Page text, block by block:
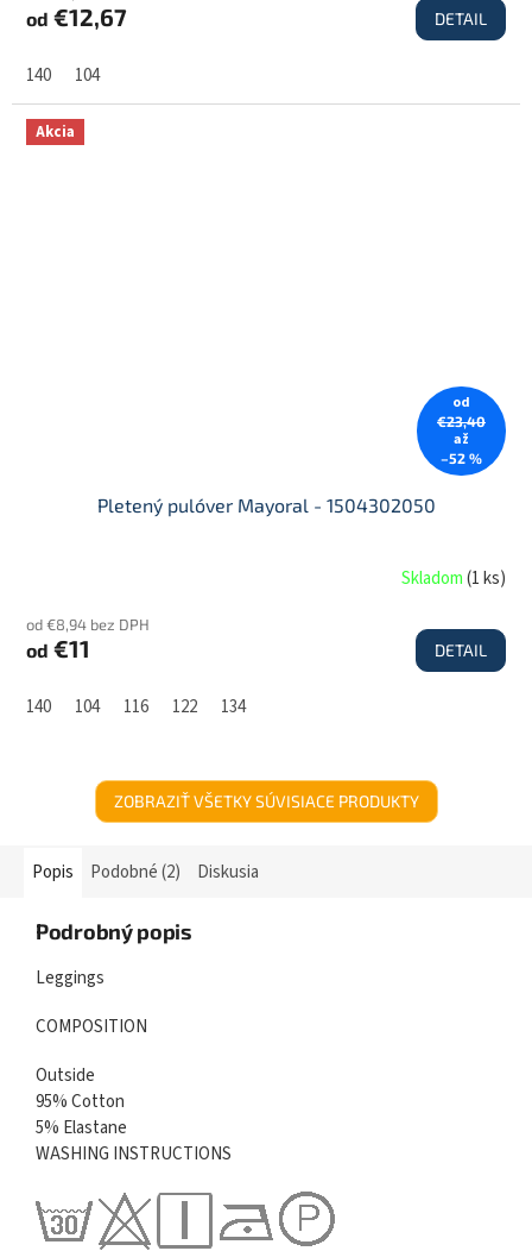
od €12,67 DETAIL
140 104
Akcia
od
€23,40
až
–52 %
Pletený pulóver Mayoral - 1504302050
Skladom(1 ks)
od €8,94 bez DPH
od €11 DETAIL
140 104 116 122 134
ZOBRAZIŤ VŠETKY SÚVISIACE PRODUKTY
Popis Podobné (2) Diskusia
Podrobný popis
Leggings
COMPOSITION
Outside
95% Cotton
5% Elastane
WASHING INSTRUCTIONS